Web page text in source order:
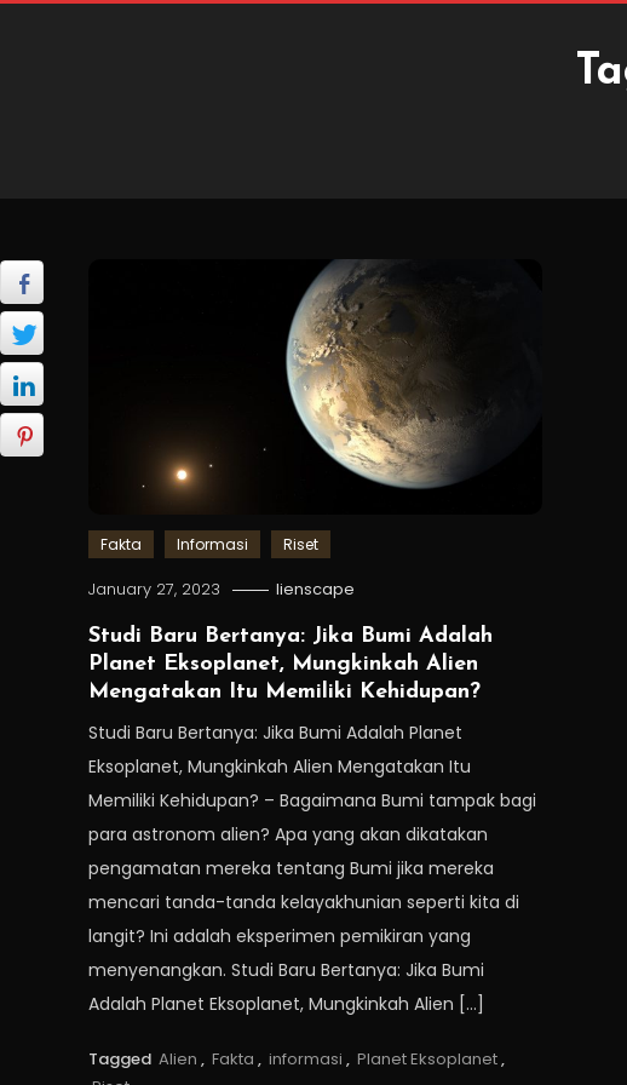
Fakta Informasi Riset
January 27, 2023 lienscape
Studi Baru Bertanya: Jika Bumi Adalah
Planet Eksoplanet, Mungkinkah Alien
Mengatakan Itu Memiliki Kehidupan?
Studi Baru Bertanya: Jika Bumi Adalah Planet
Eksoplanet, Mungkinkah Alien Mengatakan Itu
Memiliki Kehidupan? – Bagaimana Bumi tampak bagi
para astronom alien? Apa yang akan dikatakan
pengamatan mereka tentang Bumi jika mereka
mencari tanda-tanda kelayakhunian seperti kita di
langit? Ini adalah eksperimen pemikiran yang
menyenangkan. Studi Baru Bertanya: Jika Bumi
Adalah Planet Eksoplanet, Mungkinkah Alien […]
Tagged Alien , Fakta , informasi , Planet Eksoplanet,